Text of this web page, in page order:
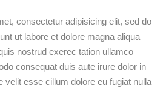
consectetur adipisicing elit, sed do
ut labore et dolore magna aliqua
nostrud exerec tation ullamco
consequat duis aute irure dolor in
velit esse cillum dolore eu fugiat nulla